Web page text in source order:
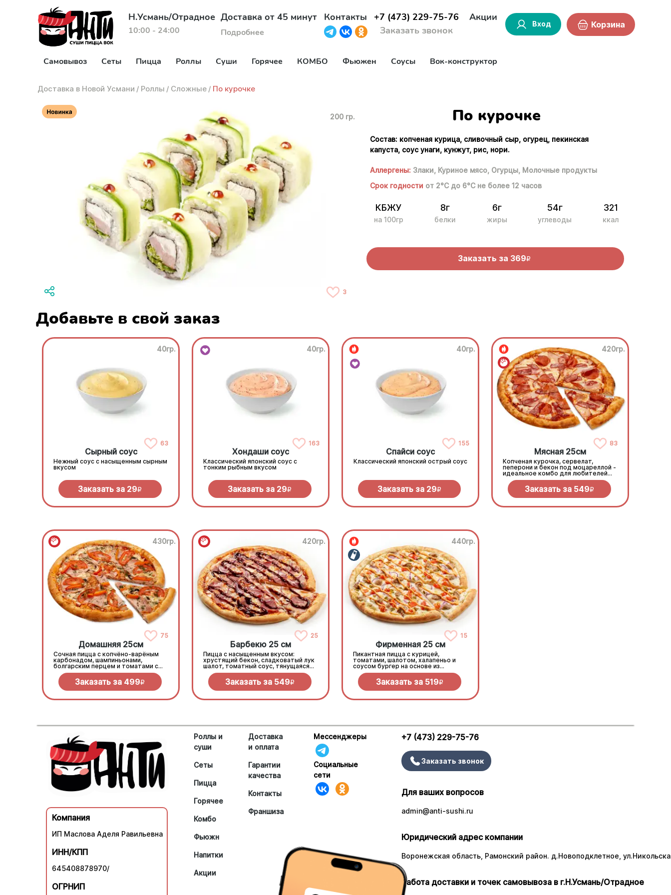
Н.Усмань/Отрадное
10:00 - 24:00
Доставка от 45 минут
Подробнее
Контакты
+7 (473) 229-75-76
Заказать звонок
Акции
Вход Корзина
Самовывоз Сеты Пицца Роллы Суши Горячее КОМБО Фьюжен Соусы Вок-конструктор
Доставка в Новой Усмани / Роллы / Сложные / По курочке
200 гр.
3
По курочке
Состав: копченая курица, сливочный сыр, огурец, пекинская
капуста, соус унаги, кунжут, рис, нори.
Аллергены: Злаки, Куриное мясо, Огурцы, Молочные продукты
Срок годности от 2°С до 6°С не более 12 часов
КБЖУ
на 100гр
8г
белки
6г
жиры
54г
углеводы
321
ккал
Заказать за 369R
Добавьте в свой заказ
40гр.
63
Сырный соус
Нежный соус с насыщенным сырным
вкусом
Заказать за 29R
40гр.
163
Хондаши соус
Классический японский соус с
тонким рыбным вкусом
Заказать за 29R
40гр.
155
Спайси соус
Классический японский острый соус
Заказать за 29R
420гр.
83
Мясная 25см
Копченая курочка, сервелат,
пеперони и бекон под моцареллой -
идеальное комбо для любителей
всего мясного!
Заказать за 549R
430гр.
75
Домашняя 25см
Сочная пицца с копчёно-варёным
карбонадом, шампиньонами,
болгарским перцем и томатами с
зеленью под моцареллой
Заказать за 499R
420гр.
25
Барбекю 25 см
Пицца с насыщенным вкусом:
хрустящий бекон, сладковатый лук
шалот, томатный соус, тянущаяся
моцарелла и дымный прянный соус
барбекю.Заказать за 549R
440гр.
15
Фирменная 25 см
Пикантная пицца с курицей,
томатами, шалотом, халапеньо и
соусом бургер на основе из
сливочного соуса и моцареллы.
Заказать за 519R
Компания
ИП Маслова Аделя Равильевна
ИНН/КПП
645408878970/
ОГРНИП
Роллы и
суши
Сеты
Пицца
Горячее
Комбо
Фьюжн
Напитки
Акции
Доставка
и оплата
Гарантии
качества
Контакты
Франшиза
Мессенджеры
Социальные
сети
+7 (473) 229-75-76
Заказать звонок
Для ваших вопросов
admin@anti-sushi.ru
Юридический адрес компании
Воронежская область, Рамонский район. д.Новоподклетное,
Работа доставки и точек самовывоза в г.Н.Усмань/Отрадное